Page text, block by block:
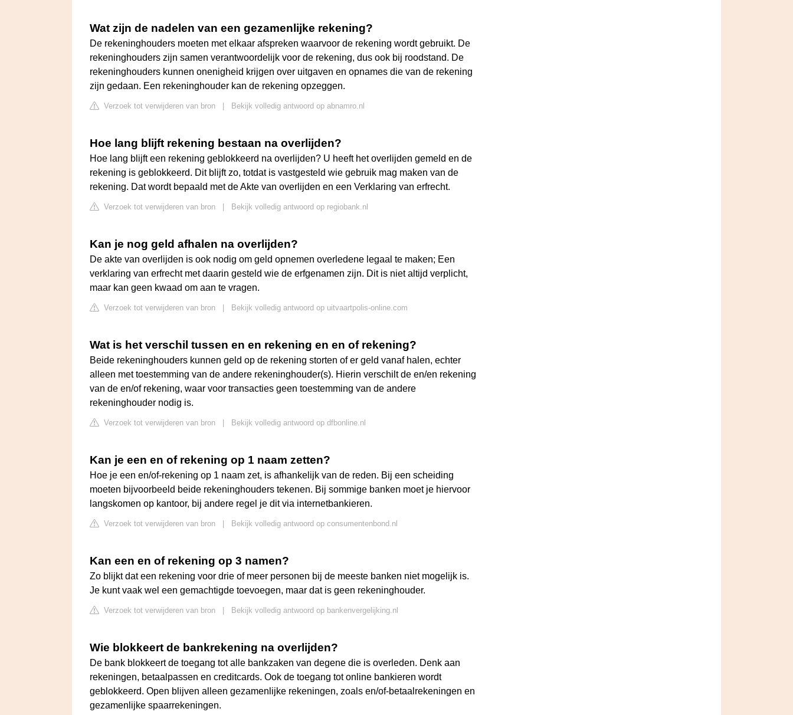
Wat zijn de nadelen van een gezamenlijke rekening?
De rekeninghouders moeten met elkaar afspreken waarvoor de rekening wordt gebruikt. De
rekeninghouders zijn samen verantwoordelijk voor de rekening, dus ook bij roodstand. De
rekeninghouders kunnen onenigheid krijgen over uitgaven en opnames die van de rekening
zijn gedaan. Een rekeninghouder kan de rekening opzeggen.
Verzoek tot verwijderen van bron Bekijk volledig antwoord op abnamro.nl
Hoe lang blijft rekening bestaan na overlijden?
Hoe lang blijft een rekening geblokkeerd na overlijden? U heeft het overlijden gemeld en de
rekening is geblokkeerd. Dit blijft zo, totdat is vastgesteld wie gebruik mag maken van de
rekening. Dat wordt bepaald met de Akte van overlijden en een Verklaring van erfrecht.
Verzoek tot verwijderen van bron Bekijk volledig antwoord op regiobank.nl
Kan je nog geld afhalen na overlijden?
De akte van overlijden is ook nodig om geld opnemen overledene legaal te maken; Een
verklaring van erfrecht met daarin gesteld wie de erfgenamen zijn. Dit is niet altijd verplicht,
maar kan geen kwaad om aan te vragen.
Verzoek tot verwijderen van bron Bekijk volledig antwoord op uitvaartpolis-online.com
Wat is het verschil tussen en en rekening en en of rekening?
Beide rekeninghouders kunnen geld op de rekening storten of er geld vanaf halen, echter
alleen met toestemming van de andere rekeninghouder(s). Hierin verschilt de en/en rekening
van de en/of rekening, waar voor transacties geen toestemming van de andere
rekeninghouder nodig is.
Verzoek tot verwijderen van bron Bekijk volledig antwoord op dfbonline.nl
Kan je een en of rekening op 1 naam zetten?
Hoe je een en/of-rekening op 1 naam zet, is afhankelijk van de reden. Bij een scheiding
moeten bijvoorbeeld beide rekeninghouders tekenen. Bij sommige banken moet je hiervoor
langskomen op kantoor, bij andere regel je dit via internetbankieren.
Verzoek tot verwijderen van bron Bekijk volledig antwoord op consumentenbond.nl
Kan een en of rekening op 3 namen?
Zo blijkt dat een rekening voor drie of meer personen bij de meeste banken niet mogelijk is.
Je kunt vaak wel een gemachtigde toevoegen, maar dat is geen rekeninghouder.
Verzoek tot verwijderen van bron Bekijk volledig antwoord op bankenvergelijking.nl
Wie blokkeert de bankrekening na overlijden?
De bank blokkeert de toegang tot alle bankzaken van degene die is overleden. Denk aan
rekeningen, betaalpassen en creditcards. Ook de toegang tot online bankieren wordt
geblokkeerd. Open blijven alleen gezamenlijke rekeningen, zoals en/of-betaalrekeningen en
gezamenlijke spaarrekeningen.